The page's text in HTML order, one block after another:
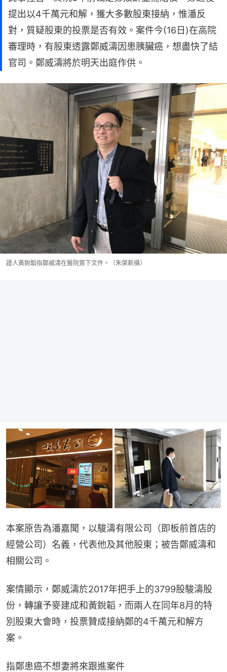
提出以4千萬元和解，獲大多數股東接納，惟潘反
對，質疑股東的投票是否有效。案件今(16日)在高院
審理時，有股東透露鄭威濤因患胰臟癌，想盡快了結
官司。鄭威濤將於明天出庭作供。
證人黃銳韜指鄭威濤在醫院簽下文件。（朱棨新攝）
本案原告為潘嘉聞，以駿濤有限公司（即板前首店的
經營公司）名義，代表他及其他股東；被告鄭威濤和
相關公司。
案情顯示，鄭威濤於2017年把手上的3799股駿濤股
份，轉讓予麥建成和黃銳韜，而兩人在同年8月的特
別股東大會時，投票贊成接納鄭的4千萬元和解方
案。
指鄭患癌不想妻將來跟進案件